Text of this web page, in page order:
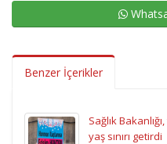
Benzer İçerikler
Sağlık
yaş sınırı getirdi